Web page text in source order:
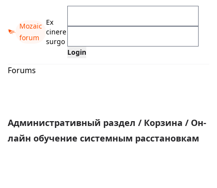
Mozaic
forum
Ex
cinere
surgo
Forums
Административный раздел / Корзина / Он-
лайн обучение системным расстановкам